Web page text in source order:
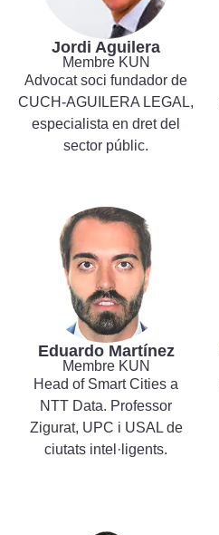
Jordi Aguilera
Membre KUN
Advocat soci fundador de
CUCH-AGUILERA LEGAL,
especialista en dret del
sector públic.
Eduardo Martínez
Membre KUN
Head of Smart Cities a
NTT Data. Professor
Zigurat, UPC i USAL de
ciutats intel·ligents.